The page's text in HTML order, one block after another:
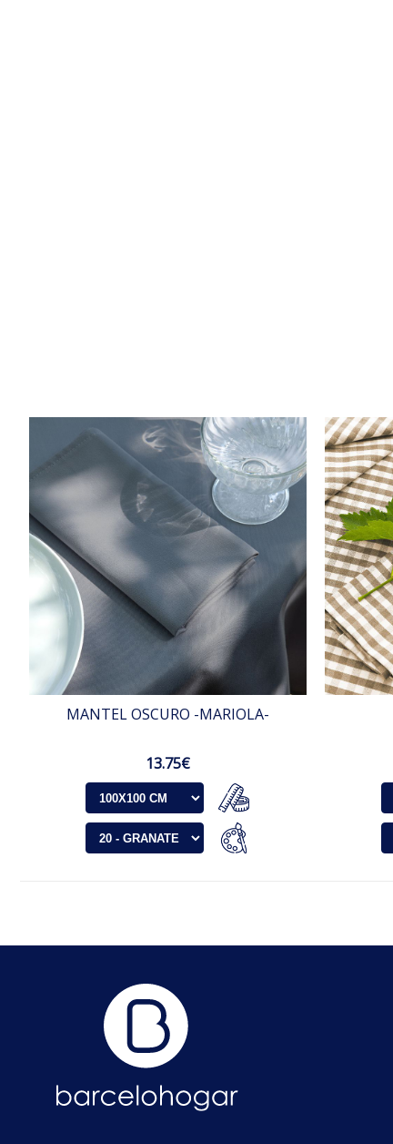
MANTEL OSCURO -MARIOLA-
13.75€